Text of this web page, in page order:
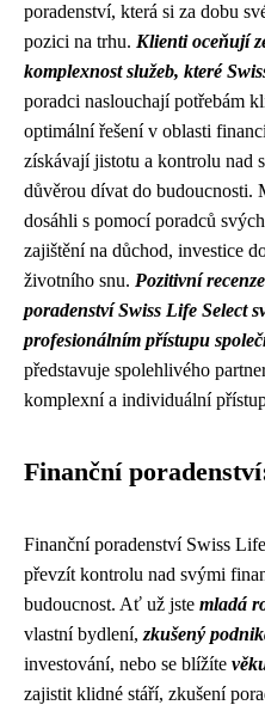
poradenství, která si za dobu
pozici na trhu. Klienti oceňují
komplexnost služeb, které
poradci naslouchají potřebám
optimální řešení v oblasti
získávají jistotu a kontrolu nad
důvěrou dívat do budoucnosti.
dosáhli s pomocí poradců
zajištění na důchod, investice
životního snu. Pozitivní
poradenství Swiss Life Select
profesionálním přístupu
představuje spolehlivého
komplexní a individuální
Finanční
Finanční poradenství Swiss
převzít kontrolu nad svými
budoucnost. Ať už jste mladá
vlastní bydlení, zkušený
investování, nebo se blížíte
zajistit klidné stáří, zkušení